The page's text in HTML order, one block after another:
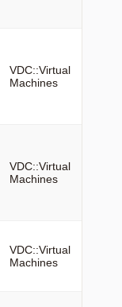
VDC::Virtual
Machines
VDC::Virtual
Machines
VDC::Virtual
Machines